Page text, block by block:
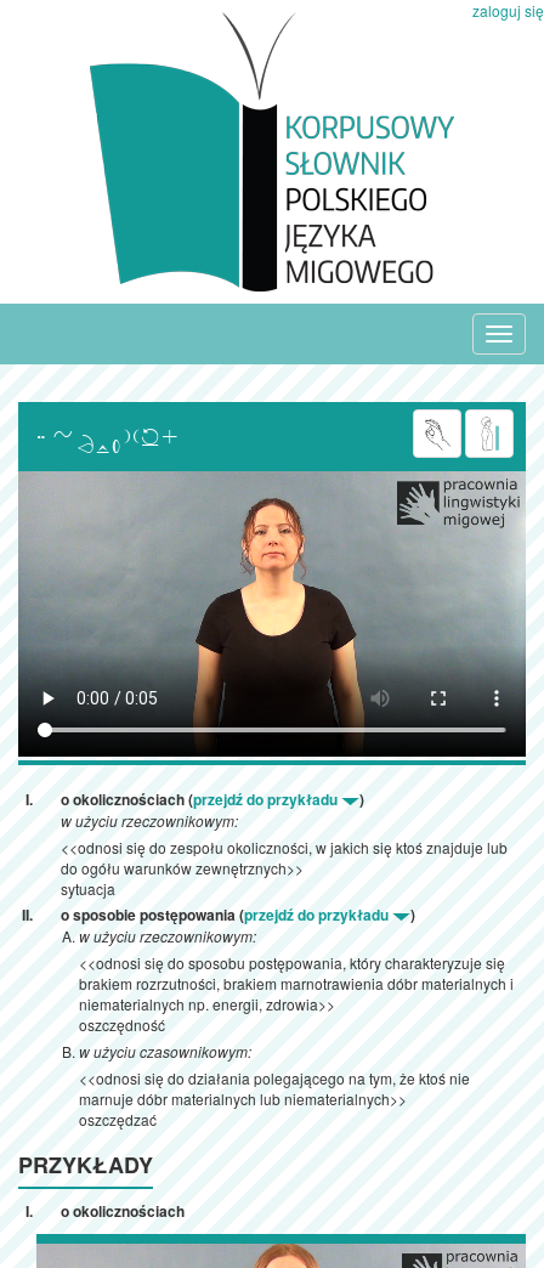
zaloguj się

o okolicznościach (przejdź do przykładu )
w użyciu rzeczownikowym:
<<odnosi się do zespołu okoliczności, w jakich się ktoś znajduje lub
do ogółu warunków zewnętrznych>>
sytuacja
o sposobie postępowania (przejdź do przykładu )
w użyciu rzeczownikowym:
<<odnosi się do sposobu postępowania, który charakteryzuje się
brakiem rozrzutności, brakiem marnotrawienia dóbr materialnych i
niematerialnych np. energii, zdrowia>>
oszczędność
w użyciu czasownikowym:
<<odnosi się do działania polegającego na tym, że ktoś nie
marnuje dóbr materialnych lub niematerialnych>>
oszczędzać
PRZYKŁADY
o okolicznościach